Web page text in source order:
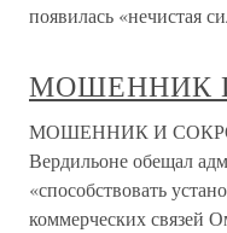
появилась «нечистая
МОШЕННИК
МОШЕННИК И
Вердильоне обещал
«способствовать
коммерческих связей